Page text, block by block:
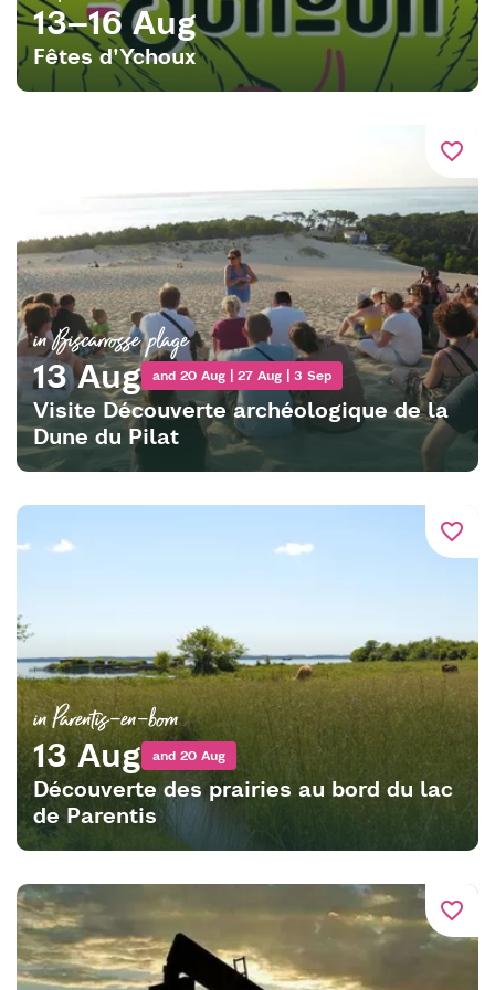
13–16 Aug
Fêtes d'Ychoux
favorite_border
in Biscarrosse plage
13 Aug and 20 Aug | 27 Aug | 3 Sep
Visite Découverte archéologique de la
Dune du Pilat
favorite_border
in Parentis-en-born
13 Aug and 20 Aug
Découverte des prairies au bord du lac
de Parentis
favorite_border